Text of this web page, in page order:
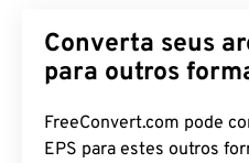
Converta seus
para outros
FreeConvert.com pode
EPS para estes outros